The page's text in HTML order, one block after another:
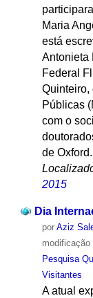
Maria
está
Antonieta
Federal
Quinteiro,
Públicas
com o
de Oxford.
2015
Dia
por Aziz
modificação
Pesquisa
Visitantes
A atual